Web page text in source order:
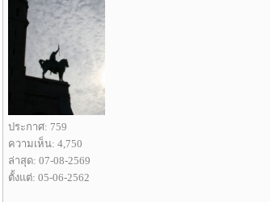
ประกาศ: 759
ความเห็น: 4,750
ล่าสุด: 07-08-2569
ตั้งแต่: 05-06-2562